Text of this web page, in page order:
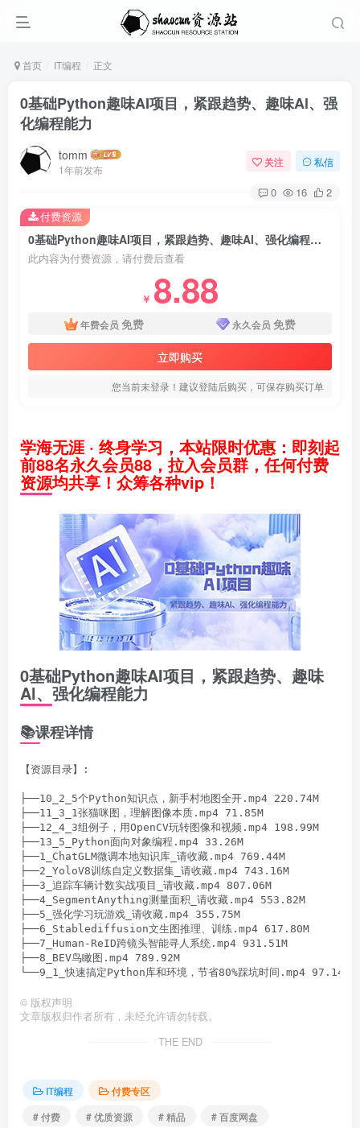
首页 IT编程 正文
0基础Python趣味AI项目，紧跟趋势、趣味Al、强
化编程能力
tomm
1年前发布
关注 私信
0 16 2
0基础Python趣味AI项目，紧跟趋势、趣味Al、强化编程能力
此内容为付费资源，请付费后查看
￥ 8.88
年费会员 免费 永久会员 免费
立即购买
您当前未登录！建议登陆后购买，可保存购买订单
付费资源
学海无涯 · 终身学习，本站限时优惠：即刻起
前88名永久会员88，拉入会员群，任何付费
资源均共享！众筹各种vip！
0基础Python趣味AI项目，紧跟趋势、趣味
Al、强化编程能力
📚课程详情
【资源目录】:
├──10_2_5个Python知识点，新手村地图全开.mp4 220.74M
├──11_3_1张猫咪图，理解图像本质.mp4 71.85M
├──12_4_3组例子，用OpenCV玩转图像和视频.mp4 198.99M
├──13_5_Python面向对象编程.mp4 33.26M
├──1_ChatGLM微调本地知识库_请收藏.mp4 769.44M
├──2_YoloV8训练自定义数据集_请收藏.mp4 743.16M
├──3_追踪车辆计数实战项目_请收藏.mp4 807.06M
├──4_SegmentAnything测量面积_请收藏.mp4 553.82M
├──5_强化学习玩游戏_请收藏.mp4 355.75M
├──6_Stablediffusion文生图推理、训练.mp4 617.80M
├──7_Human-ReID跨镜头智能寻人系统.mp4 931.51M
├──8_BEV鸟瞰图.mp4 789.92M
© 版权声明
文章版权归作者所有，未经允许请勿转载。
THE END
IT编程
付费专区
# 付费
# 优质资源 # 精品 # 百度网盘